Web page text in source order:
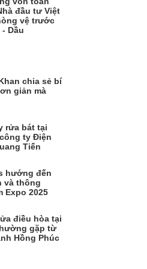
đầu tư Việt
vệ trước
Dầu
chia sẻ bí
giản mà
rửa bát tại
ty Điện
Tiến
hướng đến
và thông
Expo 2025
điều hòa tại
gặp từ
Hồng Phúc